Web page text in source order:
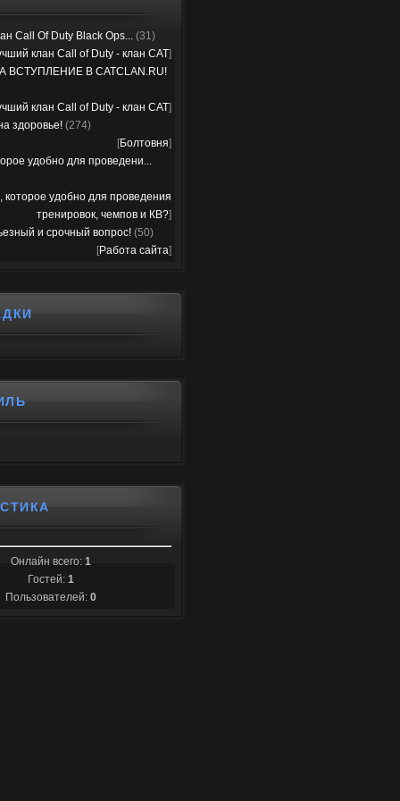
Call Of Duty Black Ops... (31)
клан Call of Duty - клан CAT]
ВСТУПЛЕНИЕ В CATCLAN.RU!
клан Call of Duty - клан CAT]
здоровье! (274)
[Болтовня]
удобно для проведени...
которое удобно для проведения
тренировок, чемпов и КВ?]
и срочный вопрос! (50)
[Работа сайта]
Онлайн всего: 1
Гостей: 1
Пользователей: 0